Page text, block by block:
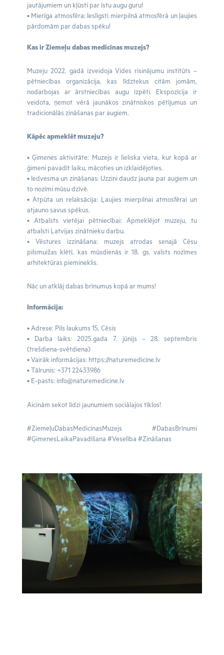
jautājumiem un kļūsti par īstu augu guru!
• Mierīga atmosfēra: Ieslīgsti mierpilnā atmosfērā un ļaujies
pārdomām par dabas spēku!
Kas ir Ziemeļu dabas medicīnas muzejs?
Muzeju 2022. gadā izveidoja Vides risinājumu institūts –
pētniecības organizācija, kas līdztekus citām jomām,
nodarbojas ar ārstniecības augu izpēti. Ekspozīcija ir
veidota, ņemot vērā jaunākos zinātniskos pētījumus un
tradicionālās zināšanas par augiem.
Kāpēc apmeklēt muzeju?
• Ģimenes aktivitāte: Muzejs ir lieliska vieta, kur kopā ar
ģimeni pavadīt laiku, mācoties un izklaidējoties.
• Iedvesma un zināšanas: Uzzini daudz jauna par augiem un
to nozīmi mūsu dzīvē.
• Atpūta un relaksācija: Ļaujies mierpilnai atmosfērai un
atjauno savus spēkus.
• Atbalsts vietējai pētniecībai: Apmeklējot muzeju, tu
atbalsti Latvijas zinātnieku darbu.
• Vēstures izzināšana: muzejs atrodas senajā Cēsu
pilsmuižas klētī, kas mūsdienās ir 18. gs. valsts nozīmes
arhitektūras piemineklis.
Nāc un atklāj dabas brīnumus kopā ar mums!
Informācija:
• Adrese: Pils laukums 15, Cēsis
• Darba laiks: 2025.gada 7. jūnijs – 28. septembris
(trešdiena-svētdiena)
• Vairāk informācijas: https://naturemedicine.lv
• Tālrunis: +371 22433986
• E-pasts: info@naturemedicine.lv
Aicinām sekot līdzi jaunumiem sociālajos tīklos!
#ZiemeļuDabasMedicīnasMuzejs #DabasBrīnumi
#ĢimenesLaikaPavadīšana #Veselība #Zināšanas